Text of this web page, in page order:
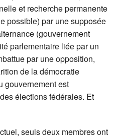
et recherche permanente
possible) par une supposée
(gouvernement
parlementaire liée par un
par une opposition,
de la démocratie
gouvernement est
élections fédérales. Et
seuls deux membres ont